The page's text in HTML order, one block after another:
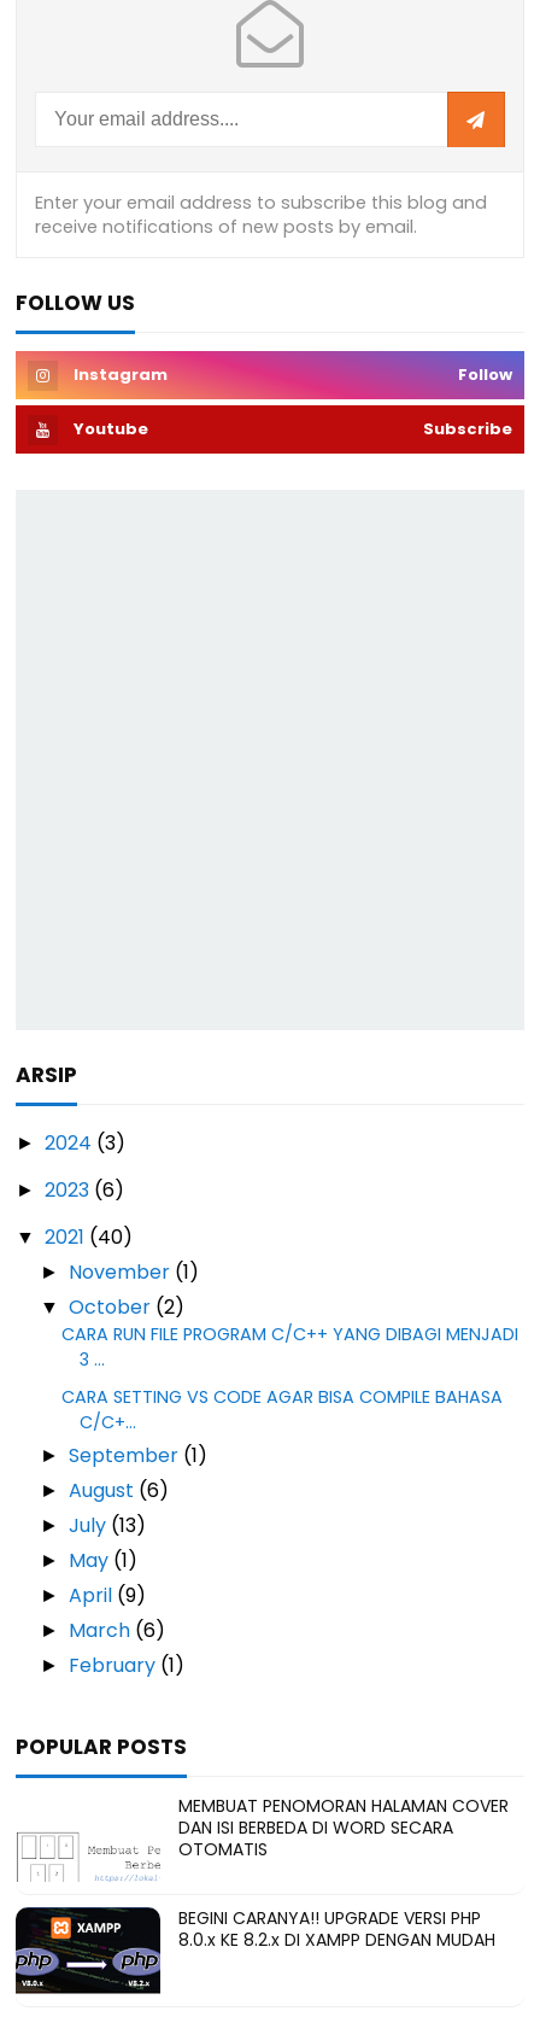
FOLLOW US
Instagram Follow
Youtube Subscribe
ARSIP
►2024 (3)
►2023 (6)
▼2021 (40)
► November (1)
▼ October (2)
CARA RUN FILE PROGRAM C/C++ YANG DIBAGI MENJADI
3 ...
CARA SETTING VS CODE AGAR BISA COMPILE BAHASA
C/C+...
► September (1)
► August (6)
► July (13)
► May (1)
► April (9)
► March (6)
► February (1)
POPULAR POSTS
MEMBUAT PENOMORAN HALAMAN COVER
DAN ISI BERBEDA DI WORD SECARA
OTOMATIS
BEGINI CARANYA!! UPGRADE VERSI PHP
8.0.x KE 8.2.x DI XAMPP DENGAN MUDAH